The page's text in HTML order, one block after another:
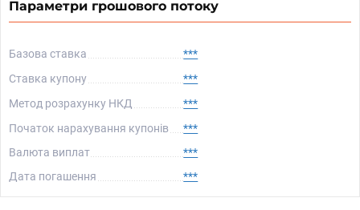
Параметри грошового потоку
Базова ставка
***
Ставка купону
***
Метод розрахунку НКД
***
Початок нарахування купонів
***
Валюта виплат
***
Дата погашення
***